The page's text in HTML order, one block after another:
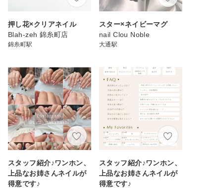
押し花×クリアネイル
Blah-zeh 錦糸町店
錦糸町駅
スター×ネイビーマグ
nail Clou Noble
大通駅
スタッフ紹介♪ワンホン、
上品なお姉さんネイルが
得意です♪
スタッフ紹介♪ワンホン、
上品なお姉さんネイルが
得意です♪